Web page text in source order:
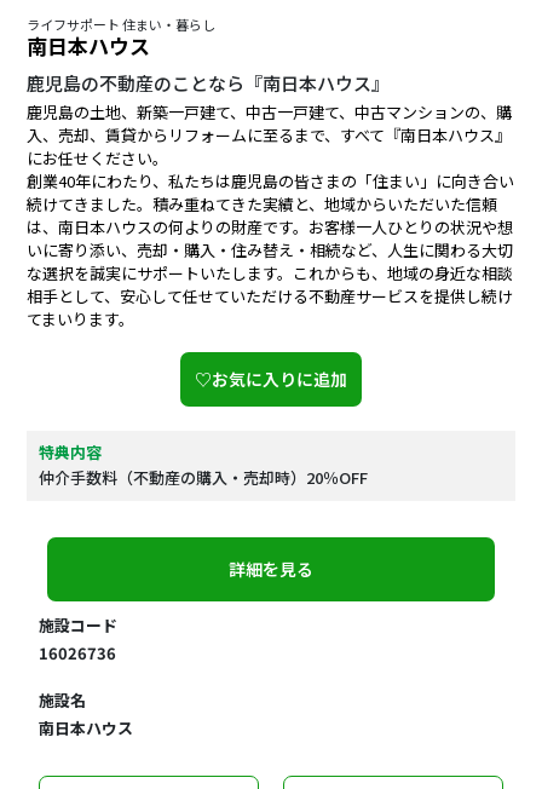
ライフサポート 住まい・暮らし
南日本ハウス
鹿児島の不動産のことなら『南日本ハウス』
鹿児島の土地、新築一戸建て、中古一戸建て、中古マンションの、購
入、売却、賃貸からリフォームに至るまで、すべて『南日本ハウス』
にお任せください。
創業40年にわたり、私たちは鹿児島の皆さまの「住まい」に向き合い
続けてきました。積み重ねてきた実績と、地域からいただいた信頼
は、南日本ハウスの何よりの財産です。お客様一人ひとりの状況や想
いに寄り添い、売却・購入・住み替え・相続など、人生に関わる大切
な選択を誠実にサポートいたします。これからも、地域の身近な相談
相手として、安心して任せていただける不動産サービスを提供し続け
てまいります。
♡お気に入りに追加
特典内容
仲介手数料（不動産の購入・売却時）20％OFF
詳細を見る
施設コード
16026736
施設名
南日本ハウス